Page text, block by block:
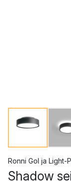
Ronni Gol ja Light-
Shadow